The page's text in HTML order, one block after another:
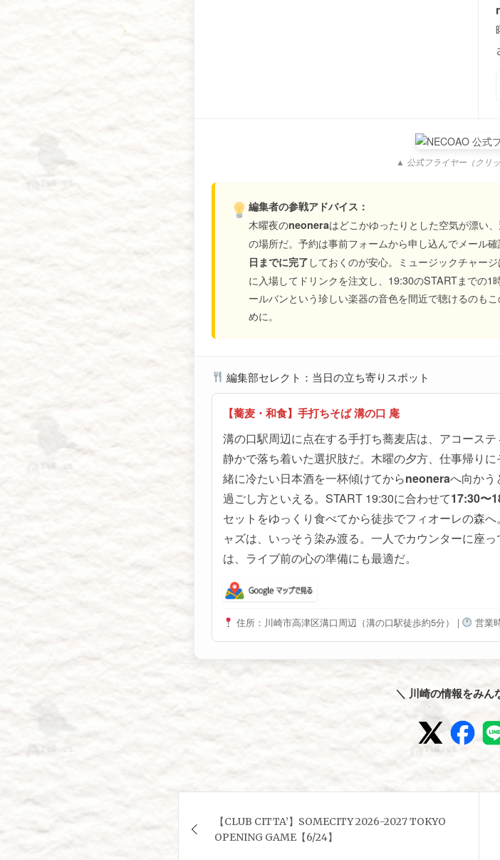
▲ 公式フライヤー（クリ
編集者の参戦アドバイス：
木曜夜のneoneraはどこかゆったりとした空気が漂い
の場所だ。予約は事前フォームから申し込んでメー
日までに完了 しておくのが安心。ミュージックチャー
に入場してドリンクを注文し、19:30のSTARTまでの
ールバンという珍しい楽器の音色を間近で聴けるの
めに。
編集部セレクト：当日の立ち寄りスポット
【蕎麦・和食】手打ちそば 溝の口 庵
溝の口駅周辺に点在する手打ち蕎麦店は、アコース
静かで落ち着いた選択肢だ。木曜の夕方、仕事帰り
緒に冷たい日本酒を一杯傾けてからneoneraへ向かう
過ごし方といえる。START 19:30に合わせて17:30〜
セットをゆっくり食べてから徒歩でフィオーレの森
ャズは、いっそう染み渡る。一人でカウンターに座
は、ライブ前の心の準備にも最適だ。
住所：川崎市高津区溝口周辺（溝の口駅徒歩約5分） | 営業
＼ 川崎の情報をみん
稿
【CLUB CITTA’】SOMECITY 2026-2027 TOKYO
OPENING GAME【6/24】